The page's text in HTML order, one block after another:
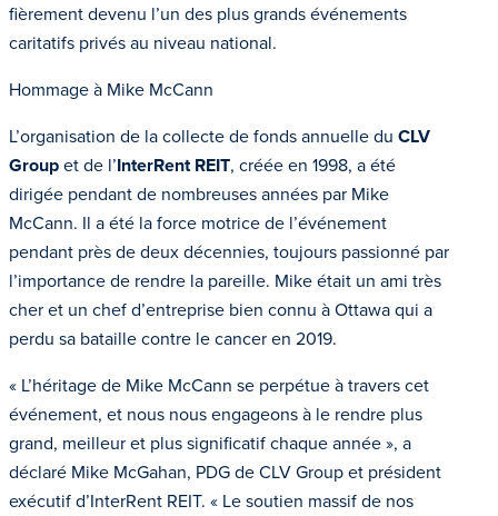
fièrement devenu l’un des plus grands événements
caritatifs privés au niveau national.
Hommage à Mike McCann
L’organisation de la collecte de fonds annuelle du CLV
Groupet de l’InterRent REIT, créée en 1998, a été
dirigée pendant de nombreuses années par Mike
McCann. Il a été la force motrice de l’événement
pendant près de deux décennies, toujours passionné par
l’importance de rendre la pareille. Mike était un ami très
cher et un chef d’entreprise bien connu à Ottawa qui a
perdu sa bataille contre le cancer en 2019.
« L’héritage de Mike McCann se perpétue à travers cet
événement, et nous nous engageons à le rendre plus
grand, meilleur et plus significatif chaque année », a
déclaré Mike McGahan, PDG de CLV Group et président
exécutif d’InterRent REIT. « Le soutien massif de nos